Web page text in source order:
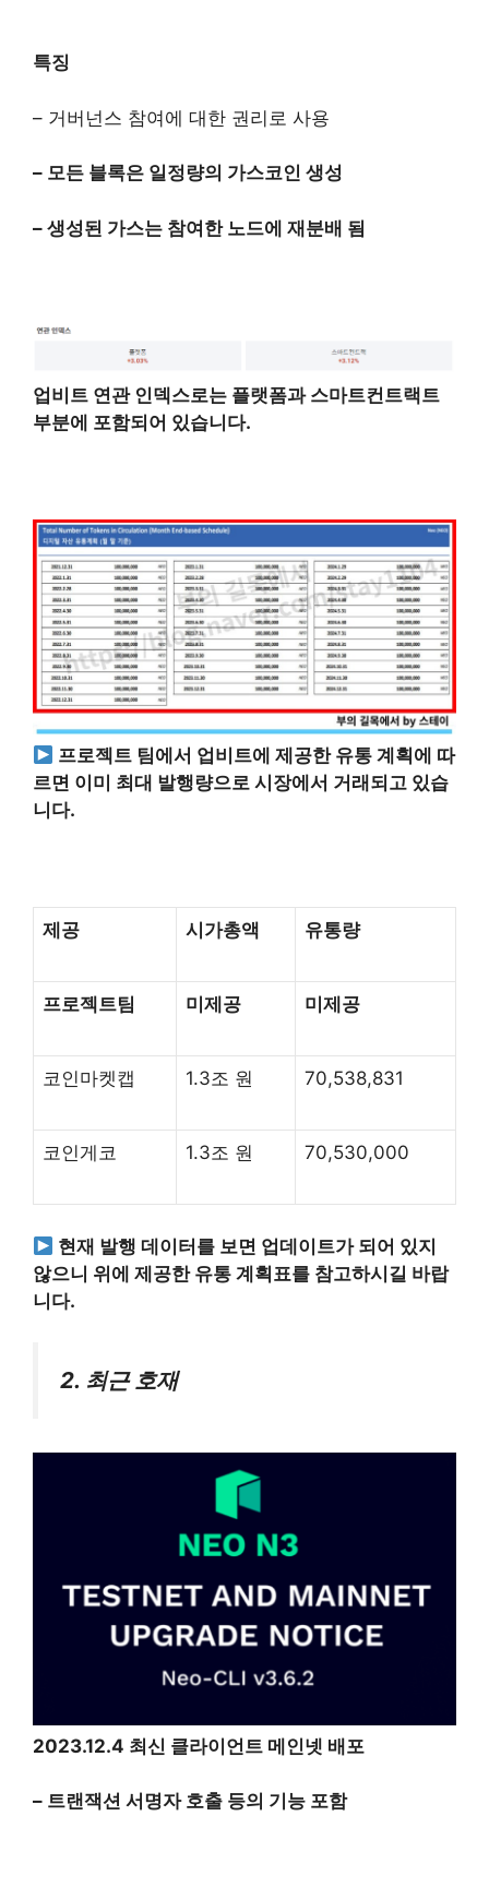
특징
– 거버넌스 참여에 대한 권리로 사용
– 모든 블록은 일정량의 가스코인 생성
– 생성된 가스는 참여한 노드에 재분배 됨
업비트 연관 인덱스로는 플랫폼과 스마트컨트랙트
부분에 포함되어 있습니다.
프로젝트 팀에서 업비트에 제공한 유통 계획에 따
르면 이미 최대 발행량으로 시장에서 거래되고 있습
니다.
제공 시가총액 유통량
프로젝트팀 미제공 미제공
코인마켓캡 1.3조 원 70,538,831
코인게코 1.3조 원 70,530,000
현재 발행 데이터를 보면 업데이트가 되어 있지
않으니 위에 제공한 유통 계획표를 참고하시길 바랍
니다.
2. 최근 호재
2023.12.4 최신 클라이언트 메인넷 배포
– 트랜잭션 서명자 호출 등의 기능 포함